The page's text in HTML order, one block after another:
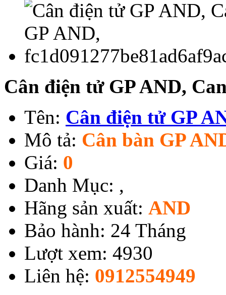
Cân điện tử GP AND,
Tên: Cân điện tử GP
Mô tả: Cân bàn GP
Giá: 0
Danh Mục: ,
Hãng sản xuất: AND
Bảo hành: 24 Tháng
Lượt xem: 4930
Liên hệ: 0912554949